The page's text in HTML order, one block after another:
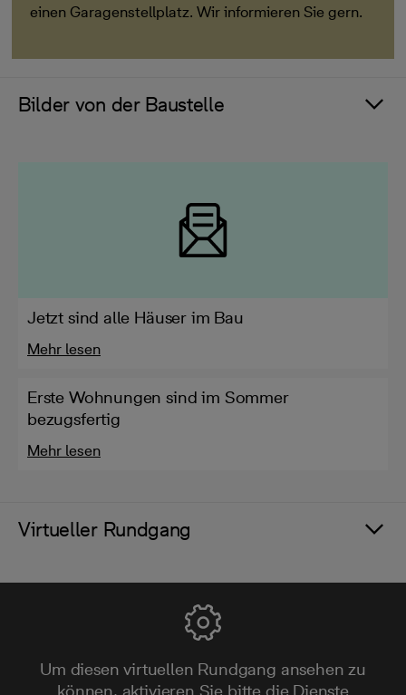
einen Garagenstellplatz. Wir informieren Sie gern.
Bilder von der Baustelle
Jetzt sind alle Häuser im Bau
Mehr lesen
Erste Wohnungen sind im Sommer
bezugsfertig
Mehr lesen
Virtueller Rundgang
Um diesen virtuellen Rundgang ansehen zu